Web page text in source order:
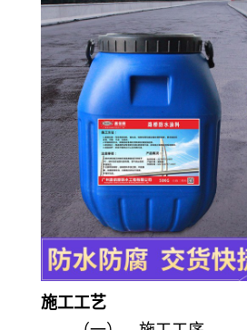
施工工艺